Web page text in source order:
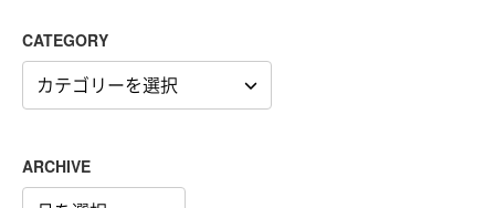
CATEGORY
CATEGORY
ARCHIVE
ARCHIVE